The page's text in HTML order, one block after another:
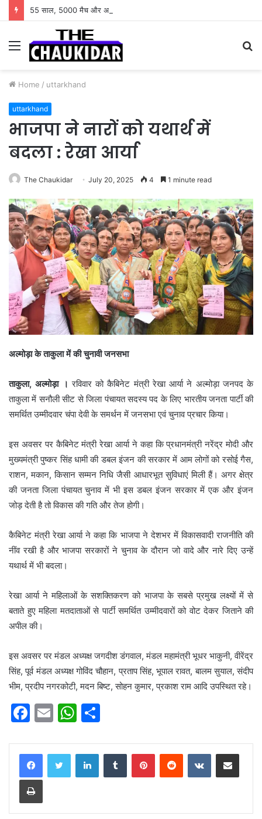
Menu
Home / uttarkhand
uttarkhand
भाजपा ने नारों को यथार्थ में
बदला : रेखा आर्या
The Chaukidar July 20, 2025 4 1 minute read
अल्मोड़ा के ताकुला में की चुनावी जनसभा
ताकुला, अल्मोड़ा । रविवार को कैबिनेट मंत्री रेखा आर्या ने अल्मोड़ा जनपद के
ताकुला में सनौली सीट से जिला पंचायत सदस्य पद के लिए भारतीय जनता पार्टी की
समर्थित उम्मीदवार चंपा देवी के समर्थन में जनसभा एवं चुनाव प्रचार किया।
इस अवसर पर कैबिनेट मंत्री रेखा आर्या ने कहा कि प्रधानमंत्री नरेंद्र मोदी और
मुख्यमंत्री पुष्कर सिंह धामी की डबल इंजन की सरकार में आम लोगों को रसोई गैस,
राशन, मकान, किसान सम्मन निधि जैसी आधारभूत सुविधाएं मिली हैं। अगर क्षेत्र
की जनता जिला पंचायत चुनाव में भी इस डबल इंजन सरकार में एक और इंजन
जोड़ देती है तो विकास की गति और तेज होगी।
कैबिनेट मंत्री रेखा आर्या ने कहा कि भाजपा ने देशभर में विकासवादी राजनीति की
नींव रखी है और भाजपा सरकारों ने चुनाव के दौरान जो वादे और नारे दिए उन्हें
यथार्थ में भी बदला।
रेखा आर्या ने महिलाओं के सशक्तिकरण को भाजपा के सबसे प्रमुख लक्ष्यों में से
बताते हुए महिला मतदाताओं से पार्टी समर्थित उम्मीदवारों को वोट देकर जिताने की
अपील की।
इस अवसर पर मंडल अध्यक्ष जगदीश डंगवाल, मंडल महामंत्री भूधर भाकुनी, वीरेंद्र
सिंह, पूर्व मंडल अध्यक्ष गोविंद चौहान, प्रताप सिंह, भूपाल रावत, बालम सुयाल, संदीप
भीम, प्रदीप नगरकोटी, मदन बिष्ट, सोहन कुमार, प्रकाश राम आदि उपस्थित रहे।
F
c
e
b
o
E
ai
l
W
at
s
ar